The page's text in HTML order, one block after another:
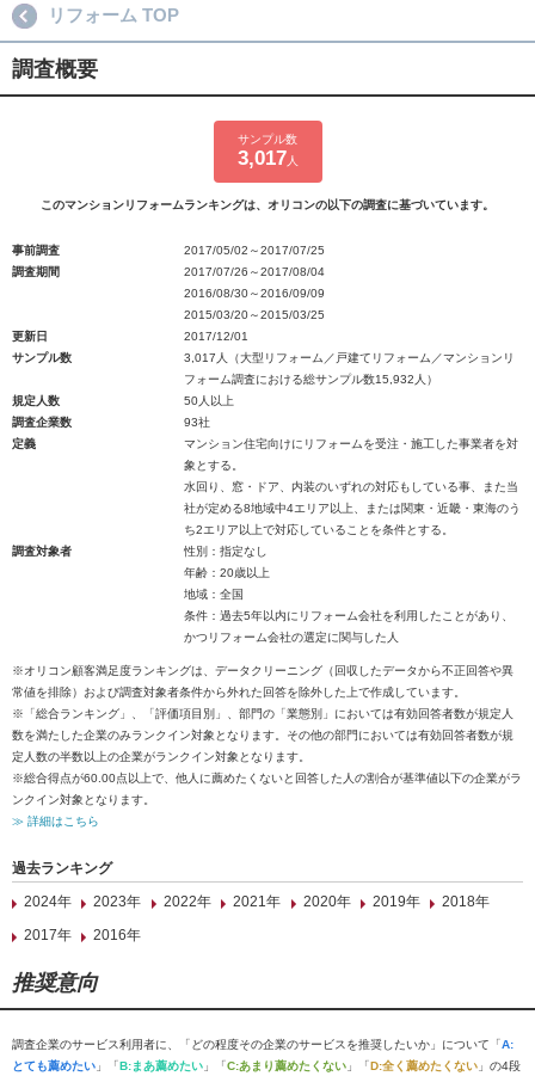
リフォーム TOP
調査概要
サンプル数
3,017 人
このマンションリフォームランキングは、オリコンの以下の調査に基づいています。
事前調査
2017/05/02～2017/07/25
調査期間
2017/07/26～2017/08/04
2016/08/30～2016/09/09
2015/03/20～2015/03/25
更新日
2017/12/01
サンプル数
3,017人（大型リフォーム／戸建てリフォーム／マンションリ
フォーム調査における総サンプル数15,932人）
規定人数
50人以上
調査企業数
93社
定義
マンション住宅向けにリフォームを受注・施工した事業者を対
象とする。
水回り、窓・ドア、内装のいずれの対応もしている事、また当
社が定める8地域中4エリア以上、または関東・近畿・東海のう
ち2エリア以上で対応していることを条件とする。
調査対象者
性別：指定なし
年齢：20歳以上
地域：全国
条件：過去5年以内にリフォーム会社を利用したことがあり、
かつリフォーム会社の選定に関与した人
※オリコン顧客満足度ランキングは、データクリーニング（回収したデータから不正回答や異
常値を排除）および調査対象者条件から外れた回答を除外した上で作成しています。
※「総合ランキング」、「評価項目別」、部門の「業態別」においては有効回答者数が規定人
数を満たした企業のみランクイン対象となります。その他の部門においては有効回答者数が規
定人数の半数以上の企業がランクイン対象となります。
※総合得点が60.00点以上で、他人に薦めたくないと回答した人の割合が基準値以下の企業がラ
ンクイン対象となります。
≫ 詳細はこちら
過去ランキング
2024年
2023年 2022年 2021年 2020年 2019年
2018年
2017年
2016年
推奨意向
調査企業のサービス利用者に、「どの程度その企業のサービスを推奨したいか」について「A:
とても薦めたい 」「B:まあ薦めたい 」「C:あまり薦めたくない 」「D:全く薦めたくない 」の4段